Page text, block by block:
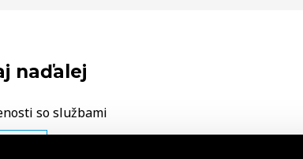
naďalej
so službami